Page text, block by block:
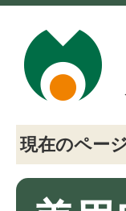
現在のペー